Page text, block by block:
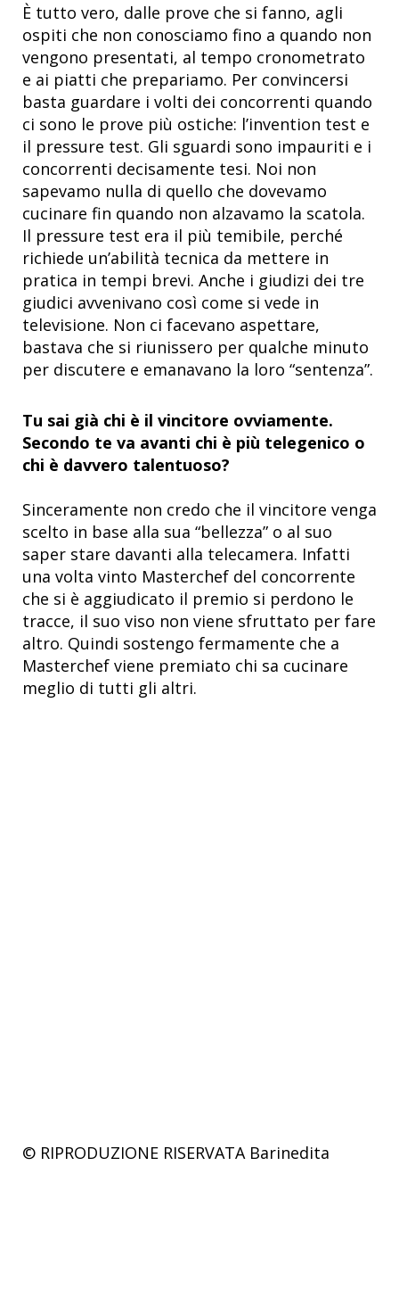
È tutto vero, dalle prove che si fanno, agli
ospiti che non conosciamo fino a quando non
vengono presentati, al tempo cronometrato
e ai piatti che prepariamo. Per convincersi
basta guardare i volti dei concorrenti quando
ci sono le prove più ostiche: l’invention test e
il pressure test. Gli sguardi sono impauriti e i
concorrenti decisamente tesi. Noi non
sapevamo nulla di quello che dovevamo
cucinare fin quando non alzavamo la scatola.
Il pressure test era il più temibile, perché
richiede un’abilità tecnica da mettere in
pratica in tempi brevi. Anche i giudizi dei tre
giudici avvenivano così come si vede in
televisione. Non ci facevano aspettare,
bastava che si riunissero per qualche minuto
per discutere e emanavano la loro “sentenza”.
Tu sai già chi è il vincitore ovviamente.
Secondo te va avanti chi è più telegenico o
chi è davvero talentuoso?
Sinceramente non credo che il vincitore venga
scelto in base alla sua “bellezza” o al suo
saper stare davanti alla telecamera. Infatti
una volta vinto Masterchef del concorrente
che si è aggiudicato il premio si perdono le
tracce, il suo viso non viene sfruttato per fare
altro. Quindi sostengo fermamente che a
Masterchef viene premiato chi sa cucinare
meglio di tutti gli altri.
© RIPRODUZIONE RISERVATA Barinedita